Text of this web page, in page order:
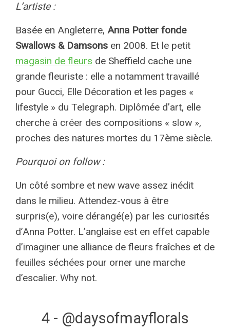
L’artiste :
Basée en Angleterre, Anna Potter fonde
Swallows & Damsons en 2008. Et le petit
magasin de fleurs de Sheffield cache une
grande fleuriste : elle a notamment travaillé
pour Gucci, Elle Décoration et les pages «
lifestyle » du Telegraph. Diplômée d’art, elle
cherche à créer des compositions « slow »,
proches des natures mortes du 17ème siècle.
Pourquoi on follow :
Un côté sombre et new wave assez inédit
dans le milieu. Attendez-vous à être
surpris(e), voire dérangé(e) par les curiosités
d’Anna Potter. L’anglaise est en effet capable
d’imaginer une alliance de fleurs fraîches et de
feuilles séchées pour orner une marche
d’escalier. Why not.
4 - @daysofmayflorals